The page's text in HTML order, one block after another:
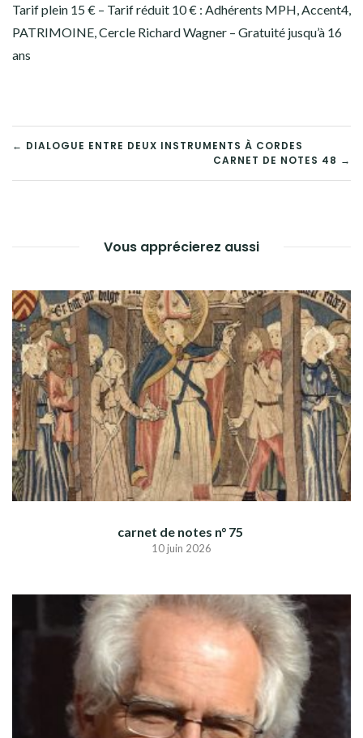
Tarif plein 15 € – Tarif réduit 10 € : Adhérents MPH, Accent4,
PATRIMOINE, Cercle Richard Wagner – Gratuité jusqu’à 16
ans
NAVIGATION
DE
← DIALOGUE ENTRE DEUX INSTRUMENTS À CORDES
CARNET DE NOTES 48 →
Vous apprécierez aussi
carnet de notes n° 75
10 juin 2026